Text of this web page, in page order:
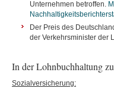
Unternehmen betroffen.
Der Preis des
der Verkehrsminister der
In der Lohnbuchhaltung
Sozialversicherung: